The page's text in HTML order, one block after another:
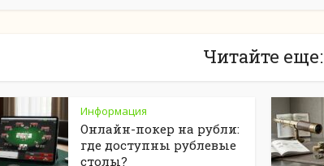
Читайте еще:
Информация
Онлайн-покер на рубли:
где доступны рублевые
столы?